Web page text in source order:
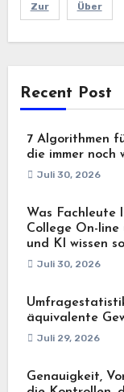
Zur Über
Recent Post
7 Algorithmen
die immer noch
Juli 30, 2026
Was Fachleute
College On-line
und KI wissen
Juli 30, 2026
äquivalente
Juli 29, 2026
Genauigkeit,